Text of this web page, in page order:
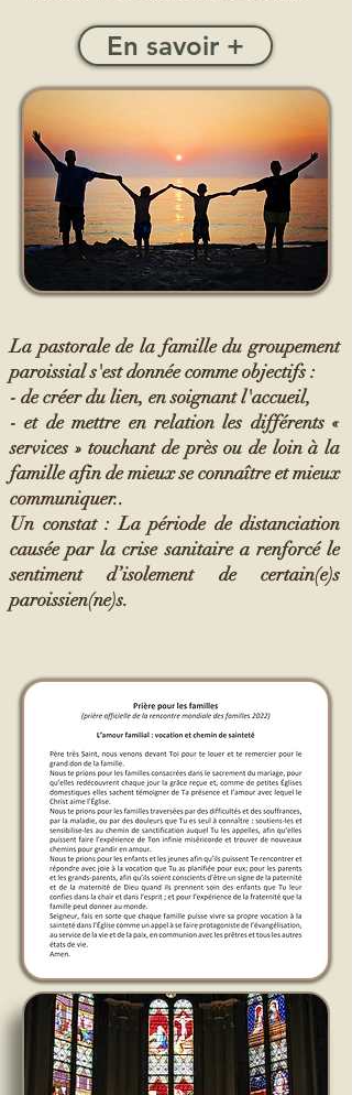
En savoir +
La pastorale de la famille du groupement
paroissial s'est donnée comme objectifs :
- de créer du lien, en soignant l'accueil,
- et de mettre en relation les différents «
services » touchant de près ou de loin à la
famille afin de mieux se connaître et mieux
communiquer..
Un constat : La période de distanciation
causée par la crise sanitaire a renforcé le
sentiment d’isolement de certain(e)s
paroissien(ne)s.